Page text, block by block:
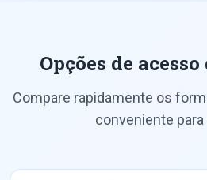
Opções de
Compare rapidamente os
conveniente